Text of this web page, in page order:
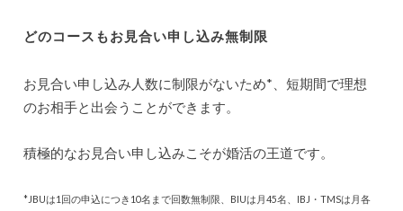
どのコースもお見合い申し込み無制限
お見合い申し込み人数に制限がないため*、短期間で理想
のお相手と出会うことができます。
積極的なお見合い申し込みこそが婚活の王道です。
*JBUは1回の申込につき10名まで回数無制限、BIUは月45名、IBJ・TMSは月各